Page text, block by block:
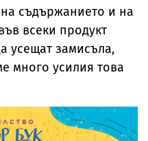
съдържанието и на
всеки продукт
усещат замисъла,
много усилия това